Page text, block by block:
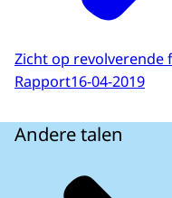
Zicht op revolverende
Rapport16-04-2019
Andere talen